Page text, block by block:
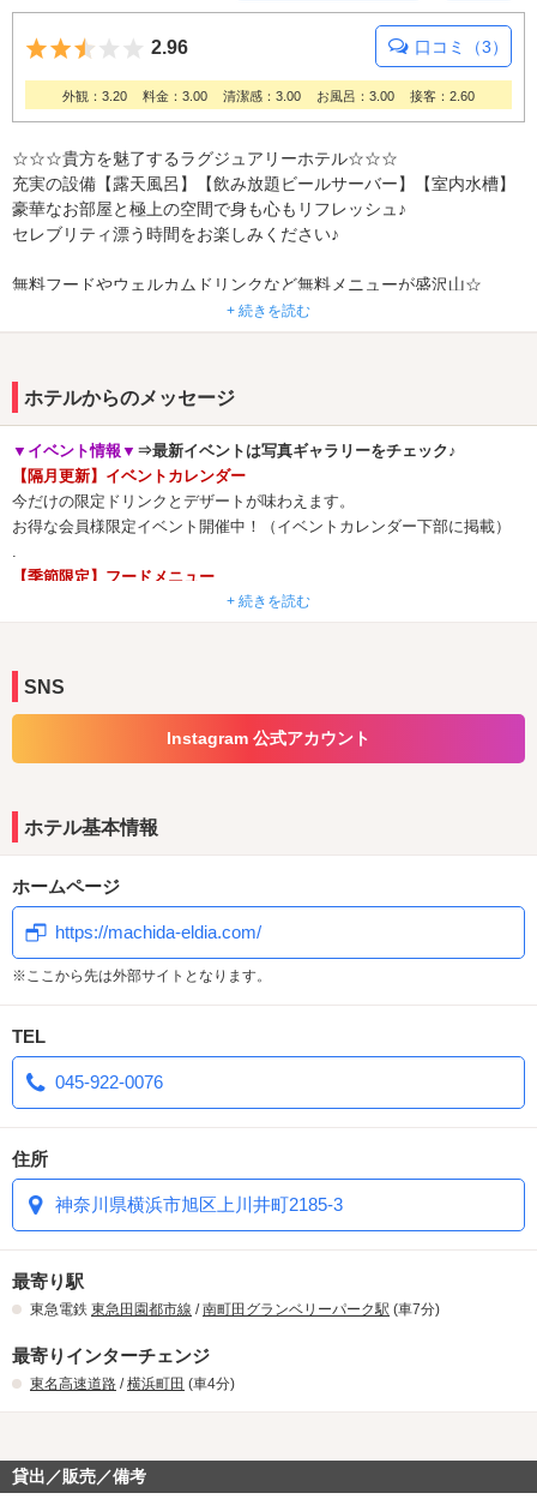
5つ星のうち2.5
2.96 口コミ（3）
外観：3.20 料金：3.00 清潔感：3.00 お風呂：3.00 接客：2.60
☆☆☆貴方を魅了するラグジュアリーホテル☆☆☆
充実の設備【露天風呂】【飲み放題ビールサーバー】【室内水槽】
豪華なお部屋と極上の空間で身も心もリフレッシュ♪
セレブリティ漂う時間をお楽しみください♪
無料フードやウェルカムドリンクなど無料メニューが盛沢山☆
お気軽にぜひ一度お越し下さいませ。
+ 続きを読む
ホテルからのメッセージ
▼イベント情報▼ ⇒最新イベントは写真ギャラリーをチェック♪
【隔月更新】イベントカレンダー
今だけの限定ドリンクとデザートが味わえます。
お得な会員様限定イベント開催中！（イベントカレンダー下部に掲載）
.
【季節限定】フードメニュー
春夏秋冬、季節ごとに旬の食材を使用したこだわりメニュー。
メインディッシュからデザートまで豊富にご用意。
【季節限定】無料レンタルアメニティ
話題のシャンプー＆トリートメントや人気ボディウォッシュなどをピッ
気になるアイテムを無料でお試しいただけます！
自慢のおつまみメニューできました。
お酒のお供や、ちょっと食べたい時に一品いかが？
+ 続きを読む
SNS
Instagram 公式アカウント
ホテル基本情報
ホームページ
https://machida-eldia.com/
※ここから先は外部サイトとなります。
TEL
045-922-0076
住所
神奈川県横浜市旭区上川井町2185-3
最寄り駅
東急電鉄 東急田園都市線 /南町田グランベリーパーク駅 (車7分)
最寄りインターチェンジ
東名高速道路 /横浜町田 (車4分)
貸出／販売／備考